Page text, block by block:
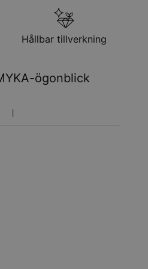
Hållbar tillverkning
ögonblick